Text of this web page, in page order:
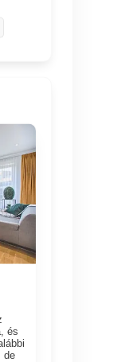
és
de